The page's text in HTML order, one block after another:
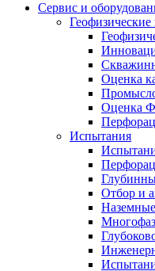
Сервис и
Оценка
Оценка
Испытания
Отбор и